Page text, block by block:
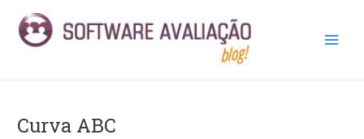
para
Curva ABC
navigation